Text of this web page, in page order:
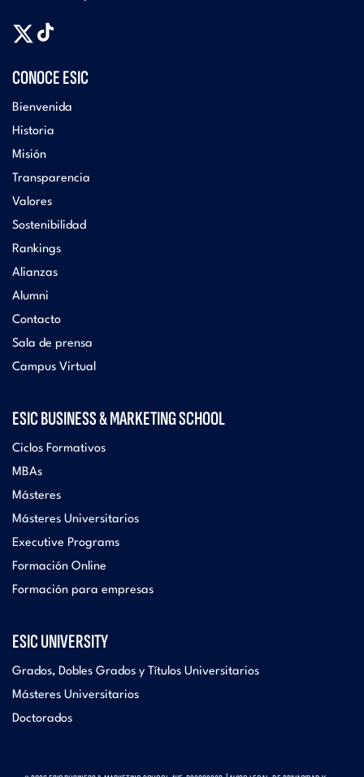
CONOCE ESIC
Bienvenida
Historia
Misión
Transparencia
Valores
Sostenibilidad
Rankings
Alianzas
Alumni
Contacto
Sala de prensa
Campus Virtual
ESIC BUSINESS & MARKETING SCHOOL
Ciclos Formativos
MBAs
Másteres
Másteres Universitarios
Executive Programs
Formación Online
Formación para empresas
ESIC UNIVERSITY
Grados, Dobles Grados y Títulos Universitarios
Másteres Universitarios
Doctorados